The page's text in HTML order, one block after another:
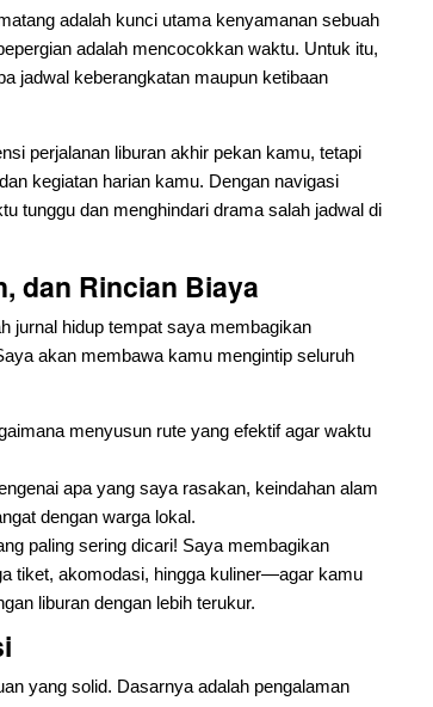
adalah kunci utama kenyamanan sebuah
adalah mencocokkan waktu. Untuk itu,
jadwal keberangkatan maupun ketibaan
perjalanan liburan akhir pekan kamu, tetapi
kegiatan harian kamu. Dengan navigasi
tunggu dan menghindari drama salah jadwal di
dan Rincian Biaya
jurnal hidup tempat saya membagikan
akan membawa kamu mengintip seluruh
menyusun rute yang efektif agar waktu
apa yang saya rasakan, keindahan alam
dengan warga lokal.
paling sering dicari! Saya membagikan
tiket, akomodasi, hingga kuliner—agar kamu
liburan dengan lebih terukur.
yang solid. Dasarnya adalah pengalaman